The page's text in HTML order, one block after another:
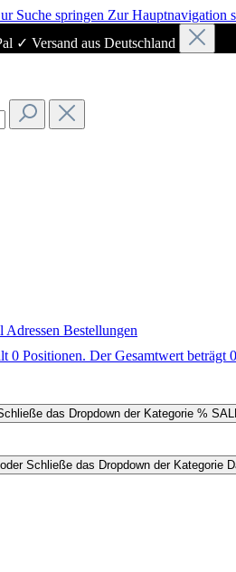
Suche springen Zur Hauptnavigation
✓ Versand aus Deutschland
Adressen Bestellungen
0 Positionen. Der Gesamtwert beträgt
das Dropdown der Kategorie %
Schließe das Dropdown der Kategorie